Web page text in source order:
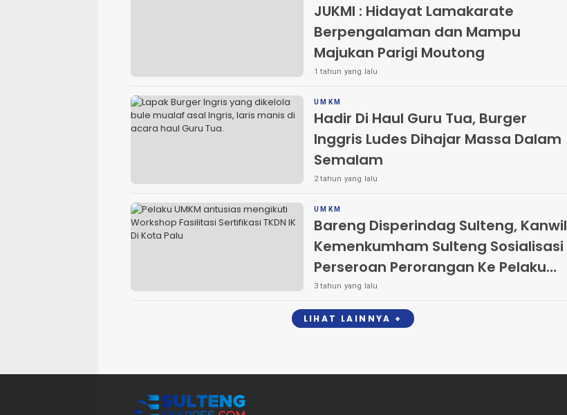
JUKMI : Hidayat Lamakarate
Berpengalaman dan Mampu
Majukan Parigi Moutong
1 tahun yang lalu
UMKM
Hadir Di Haul Guru Tua, Burger
Inggris Ludes Dihajar Massa Dalam
Semalam
2 tahun yang lalu
UMKM
Bareng Disperindag Sulteng, Kanwil
Kemenkumham Sulteng Sosialisasi
Perseroan Perorangan Ke Pelaku
UMKM di Kota Palu
3 tahun yang lalu
LIHAT LAINNYA +